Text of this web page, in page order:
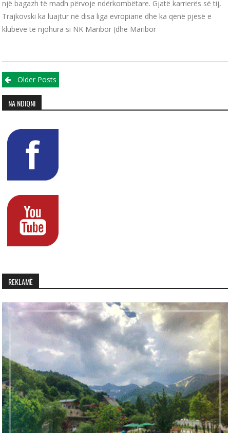
një bagazh të madh përvoje ndërkombëtare. Gjatë karrierës së tij,
Trajkovski ka luajtur në disa liga evropiane dhe ka qenë pjesë e
klubeve të njohura si NK Maribor (dhe Maribor
Posts navigation
Older Posts
NA NDIQNI
REKLAMË